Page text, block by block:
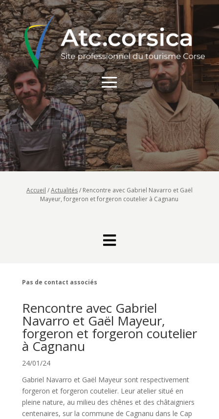
Accueil /Actualités/ Rencontre avec Gabriel Navarro et Gaël
Mayeur, forgeron et forgeron coutelier à Cagnanu

Pas de contact associés
Rencontre avec Gabriel
Navarro et Gaël Mayeur,
forgeron et forgeron coutelier
à Cagnanu
24/01/24
Gabriel Navarro et Gaël Mayeur sont respectivement
forgeron et forgeron coutelier. Leur atelier situé en
pleine nature, au milieu des chênes et des châtaigniers
centenaires, sur la commune de Cagnanu dans le Cap